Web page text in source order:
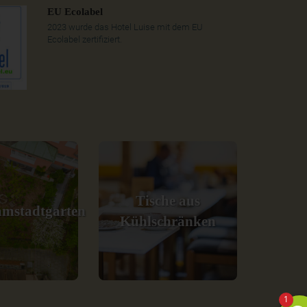
EU Ecolabel
2023 wurde das Hotel Luise mit dem EU
Ecolabel zertifiziert.
Tische aus
Kühlschränken
1